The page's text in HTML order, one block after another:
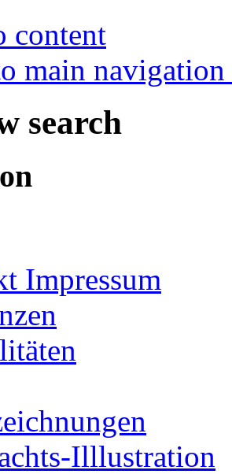
content
main
search
Impressum
Illlustration